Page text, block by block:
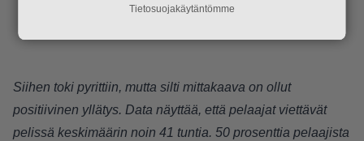
Siihen toki pyrittiin, mutta silti mittakaava on ollut
positiivinen yllätys. Data näyttää, että pelaajat viettävät
pelissä keskimäärin noin 41 tuntia. 50 prosenttia pelaajista
Tietosuojakäytäntömme